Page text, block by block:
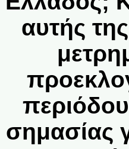
αυτής
σημασίας